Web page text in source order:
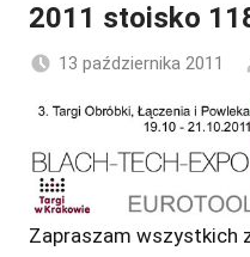
2011 stoisko
13 października 2011
Zapraszam wszystkich